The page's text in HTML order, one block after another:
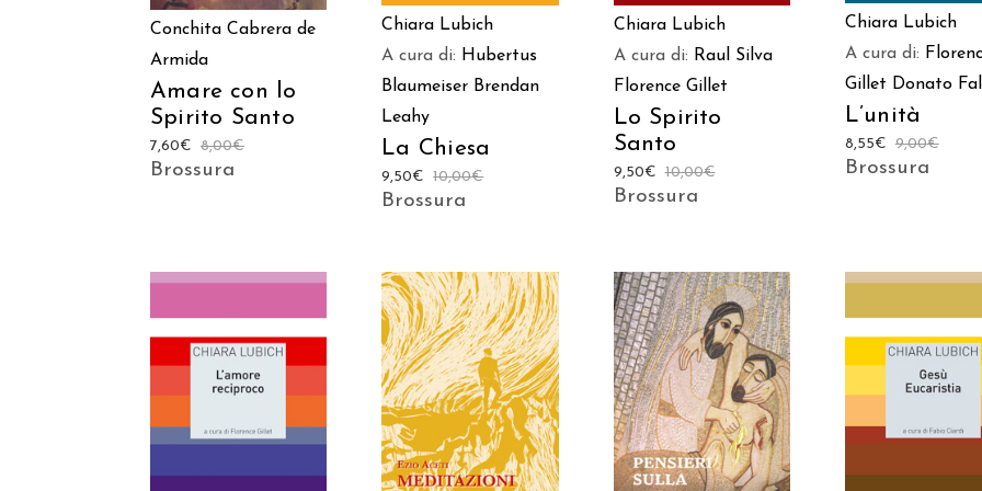
Conchita Cabrera de
Armida
Amare con lo
Spirito Santo
8,00€
7,60€
Brossura
Chiara Lubich
A cura di: Hubertus
Blaumeiser Brendan
Leahy
La Chiesa
10,00€
9,50€
Brossura
Chiara Lubich
A cura di: Raul Silva
Florence Gillet
Lo Spirito
Santo
10,00€
9,50€
Brossura
Chiara Lubich
A cura di:
Gillet Donato
L’unità
9,00€
8,55€
Brossura
AGGIUNGI AL AGGIUNGI AL
CARRELLO
AGGIUNGI AL
CARRELLO
AGGIUNGI AL